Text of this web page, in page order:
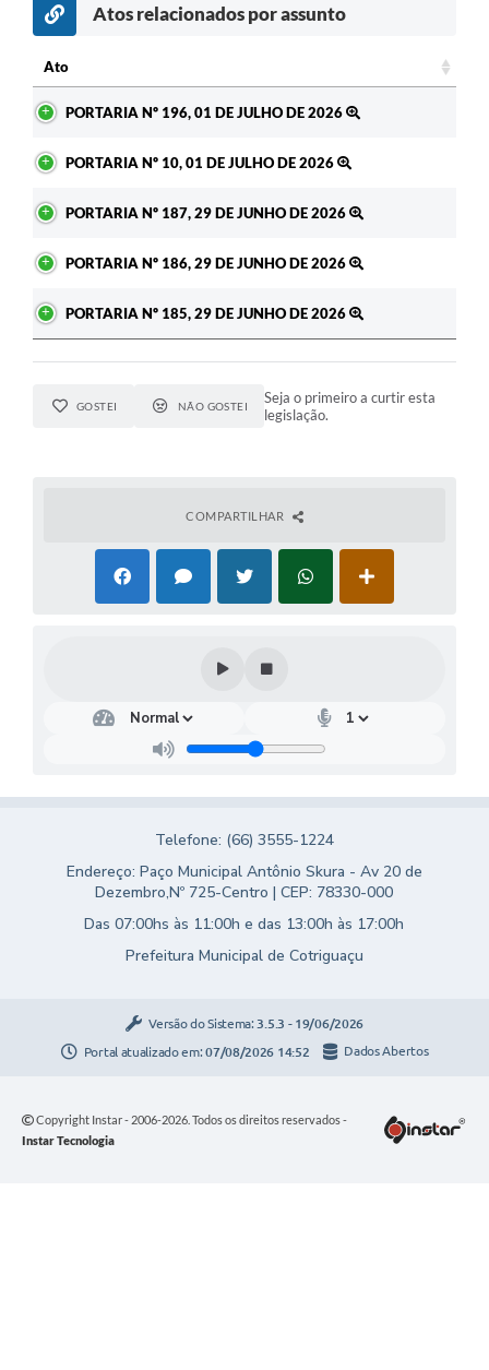
Atos relacionados por assunto
Ato
PORTARIA Nº 196, 01 DE JULHO DE 2026
PORTARIA Nº 10, 01 DE JULHO DE 2026
PORTARIA Nº 187, 29 DE JUNHO DE 2026
PORTARIA Nº 186, 29 DE JUNHO DE 2026
PORTARIA Nº 185, 29 DE JUNHO DE 2026
GOSTEI NÃO GOSTEI
Seja o primeiro a curtir esta
legislação.
COMPARTILHAR
Telefone: (66) 3555-1224
Endereço: Paço Municipal Antônio Skura - Av 20 de
Dezembro,Nº 725-Centro | CEP: 78330-000
Das 07:00hs às 11:00h e das 13:00h às 17:00h
Prefeitura Municipal de Cotriguaçu
Versão do Sistema: 3.5.3 - 19/06/2026
Portal atualizado em:07/08/2026 14:52 Dados Abertos
Copyright Instar - 2006-2026. Todos os direitos reservados -
Instar Tecnologia